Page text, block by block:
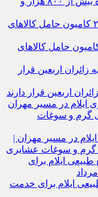
اربعین قرار دارند
ایلام در مسیر مهران |
گرم و سوغات عشایری